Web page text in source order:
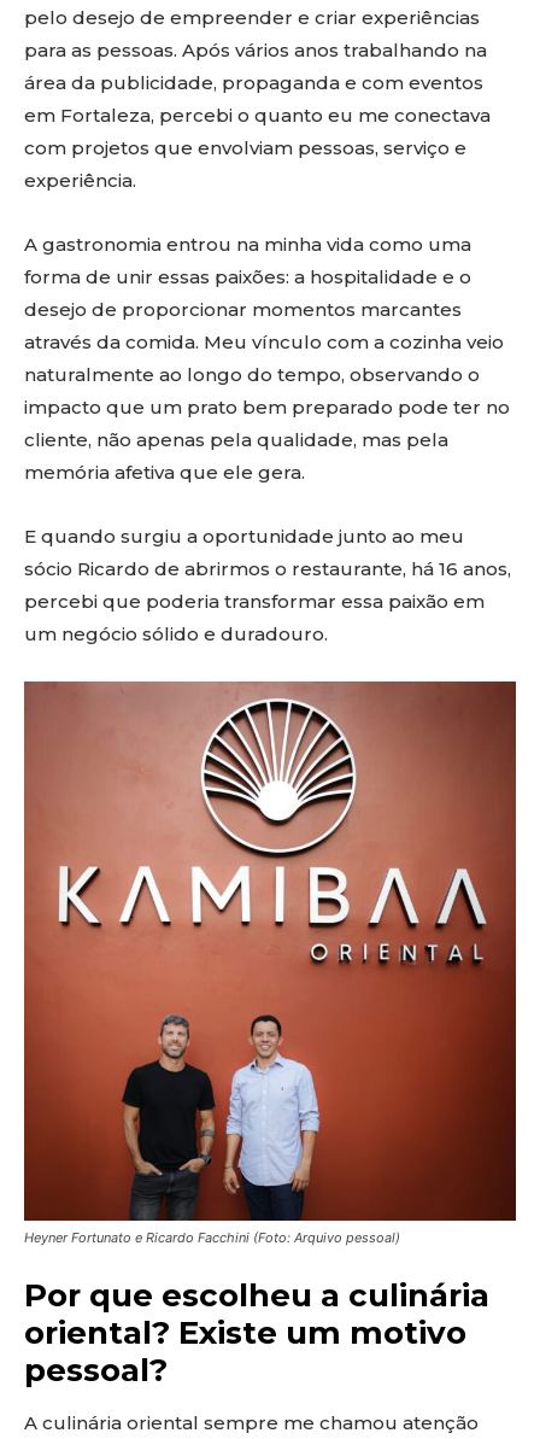
pelo desejo de empreender e criar experiências
para as pessoas. Após vários anos trabalhando na
área da publicidade, propaganda e com eventos
em Fortaleza, percebi o quanto eu me conectava
com projetos que envolviam pessoas, serviço e
experiência.
A gastronomia entrou na minha vida como uma
forma de unir essas paixões: a hospitalidade e o
desejo de proporcionar momentos marcantes
através da comida. Meu vínculo com a cozinha veio
naturalmente ao longo do tempo, observando o
impacto que um prato bem preparado pode ter no
cliente, não apenas pela qualidade, mas pela
memória afetiva que ele gera.
E quando surgiu a oportunidade junto ao meu
sócio Ricardo de abrirmos o restaurante, há 16 anos,
percebi que poderia transformar essa paixão em
um negócio sólido e duradouro.
Heyner Fortunato e Ricardo Facchini (Foto: Arquivo pessoal)
Por que escolheu a culinária
oriental? Existe um motivo
pessoal?
A culinária oriental sempre me chamou atenção